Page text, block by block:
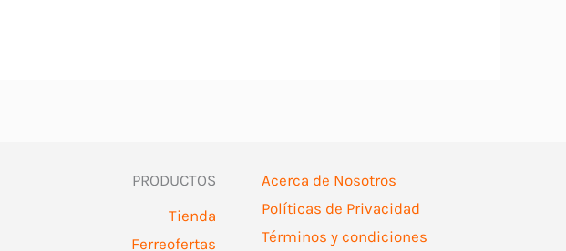
PRODUCTOS
Tienda
Ferreofertas
Acerca de Nosotros
Políticas de Privacidad
Términos y condiciones